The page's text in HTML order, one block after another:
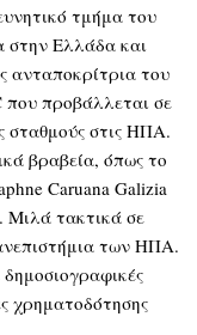
τμήμα του
στην Ελλάδα και
ανταποκρίτρια του
που προβάλλεται σε
σταθμούς στις ΗΠΑ.
βραβεία, όπως το
Caruana Galizia
Μιλά τακτικά σε
των ΗΠΑ.
χρηματοδότησης